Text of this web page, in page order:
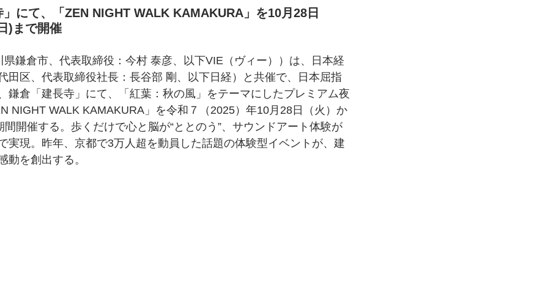
にて、「ZEN NIGHT WALK KAMAKURA」を10月28日
)まで開催
鎌倉市、代表取締役：今村 泰彦、以下VIE（ヴィー））は、⽇本経
⽥区、代表取締役社⻑：⻑⾕部 剛、以下⽇経）と共催で、日本屈指
鎌倉「建長寺」にて、「紅葉：秋の風」をテーマにしたプレミアム夜
NIGHT WALK KAMAKURA」を令和７（2025）年10月28日（火）か
開催する。歩くだけで心と脳が“ととのう”、サウンドアート体験が
実現。昨年、京都で3万人超を動員した話題の体験型イベントが、建
動を創出する。